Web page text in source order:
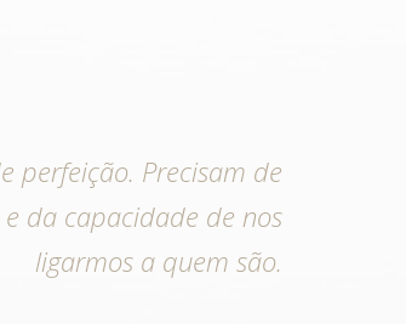
perfeição. Precisam de
da capacidade de nos
ligarmos a quem são.